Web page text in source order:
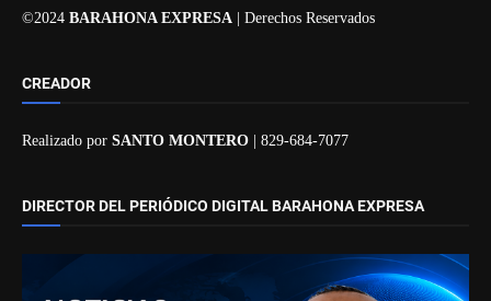
©2024 BARAHONA EXPRESA | Derechos Reservados
CREADOR
Realizado por SANTO MONTERO | 829-684-7077
DIRECTOR DEL PERIÓDICO DIGITAL BARAHONA EXPRESA